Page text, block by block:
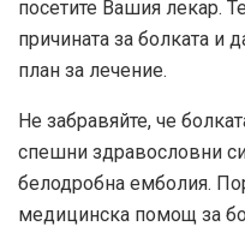
посетите Вашия лекар.
причината за болката и
план за лечение.
Не забравяйте, че
спешни здравословни
белодробна емболия.
медицинска помощ за